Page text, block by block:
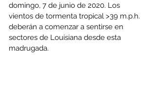
domingo, 7 de junio de 2020. Los
vientos de tormenta tropical >39 m.p.h.
deberán a comenzar a sentirse en
sectores de Louisiana desde esta
madrugada.